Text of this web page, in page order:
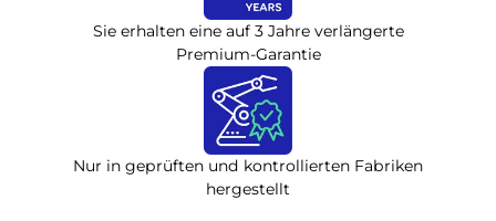
Sie erhalten eine auf 3 Jahre verlängerte
Premium-Garantie
Nur in geprüften und kontrollierten Fabriken
hergestellt